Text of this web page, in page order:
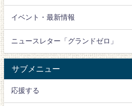
イベント・最新情報
ニュースレター「グランドゼロ」
サブメニュー
応援する